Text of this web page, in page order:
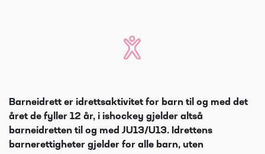
Barneidrett er idrettsaktivitet for barn til og med det
året de fyller 12 år, i ishockey gjelder altså
barneidretten til og med JU13/U13. Idrettens
barnerettigheter gjelder for alle barn, uten